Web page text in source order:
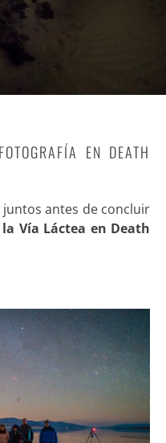
EN DEATH
antes de concluir
Vía Láctea en Death